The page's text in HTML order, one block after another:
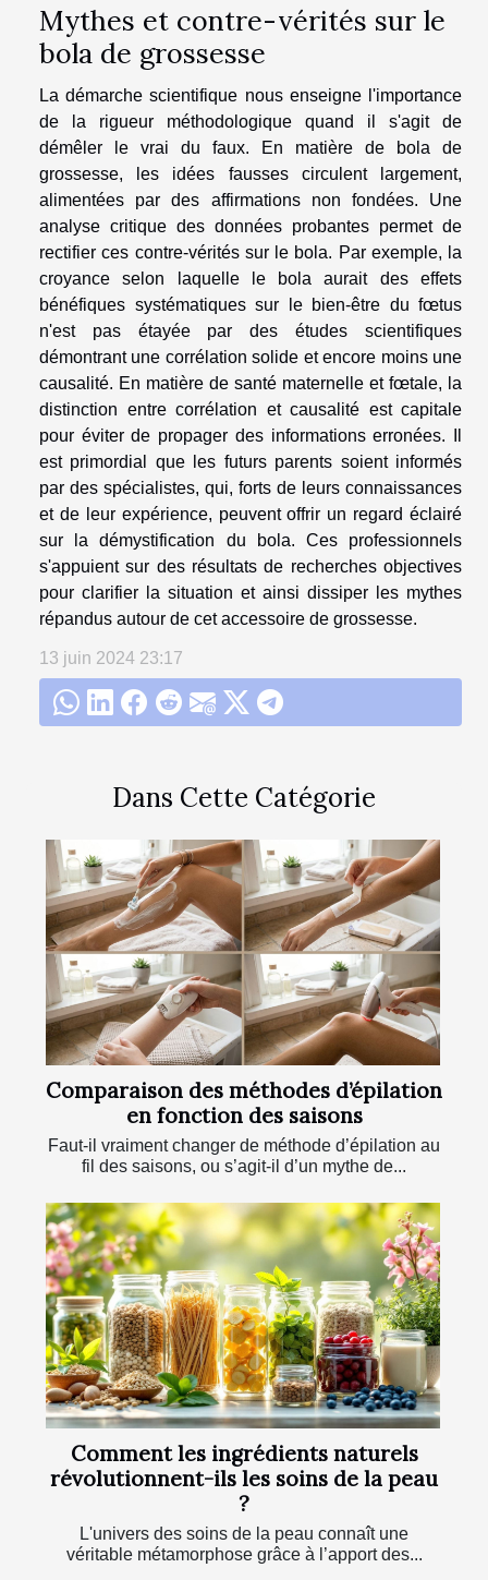
Dans Cette Catégorie
Comparaison des méthodes d’épilation
en fonction des saisons
Faut-il vraiment changer de méthode d’épilation au
fil des saisons, ou s’agit-il d’un mythe de...
Comment les ingrédients naturels
révolutionnent-ils les soins de la peau
?
L'univers des soins de la peau connaît une
véritable métamorphose grâce à l’apport des...
Mythes et contre-vérités sur le
bola de grossesse
La démarche scientifique nous enseigne l'importance
de la rigueur méthodologique quand il s'agit de
démêler le vrai du faux. En matière de bola de
grossesse, les idées fausses circulent largement,
alimentées par des affirmations non fondées. Une
analyse critique des données probantes permet de
rectifier ces contre-vérités sur le bola. Par exemple, la
croyance selon laquelle le bola aurait des effets
bénéfiques systématiques sur le bien-être du fœtus
n'est pas étayée par des études scientifiques
démontrant une corrélation solide et encore moins une
causalité. En matière de santé maternelle et fœtale, la
distinction entre corrélation et causalité est capitale
pour éviter de propager des informations erronées. Il
est primordial que les futurs parents soient informés
par des spécialistes, qui, forts de leurs connaissances
et de leur expérience, peuvent offrir un regard éclairé
sur la démystification du bola. Ces professionnels
s'appuient sur des résultats de recherches objectives
pour clarifier la situation et ainsi dissiper les mythes
répandus autour de cet accessoire de grossesse.
13 juin 2024 23:17